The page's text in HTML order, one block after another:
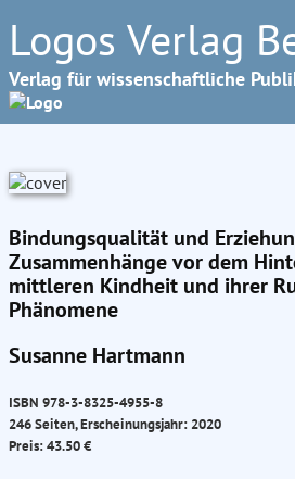
Logos Verlag
Verlag für wissenschaftliche
Bindungsqualität und
Zusammenhänge vor dem
mittleren Kindheit und ihrer
Phänomene
Susanne Hartmann
ISBN 978-3-8325-4955-8
246 Seiten, Erscheinungsjahr: 2020
Preis: 43.50 €